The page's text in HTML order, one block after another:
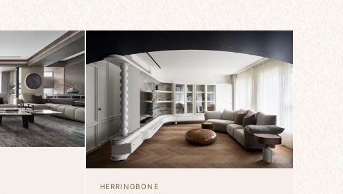
HERRINGBONE